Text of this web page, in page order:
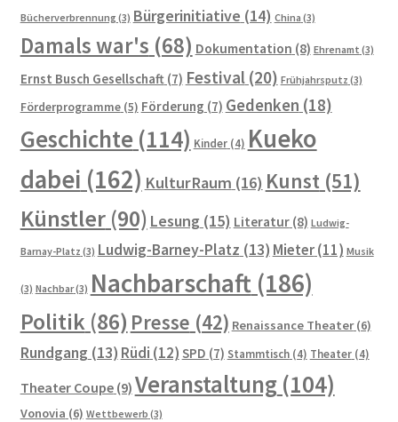
Führungen durch die Künstlerkolonie
Gartenstadt am Südwestkorso mit Künstlerkolonie
Kleine Geschichte der Künstlerkolonie Berlin
Künstler Wohnungsmarkt
Dies und Das
Ihre Wünsche und Anregungen
Entstehungsgeschichte
Bücherverbrennung (3) Bürgerinitiative (14) China (3)
Damals war's (68) Dokumentation (8) Ehrenamt (3)
Ernst Busch Gesellschaft(7) Festival(20) Frühjahrsputz (3)
Förderprogramme(5) Förderung (7) Gedenken (18)
Geschichte(114) Kinder(4) Kueko
dabei (162) KulturRaum (16) Kunst(51)
Künstler(90) Lesung (15) Literatur(8) Ludwig-
Barnay-Platz (3) Ludwig-Barney-Platz (13) Mieter(11) Musik
(3) Nachbar(3) Nachbarschaft(186)
Politik(86) Presse (42) Renaissance Theater(6)
Rundgang (13) Rüdi (12) SPD (7) Stammtisch(4) Theater(4)
Theater Coupe(9) Veranstaltung (104)
Vonovia (6) Wettbewerb (3)